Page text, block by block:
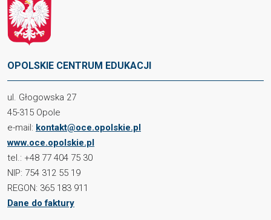
OPOLSKIE CENTRUM EDUKACJI
ul. Głogowska 27
45-315 Opole
e-mail: kontakt@oce.opolskie.pl
www.oce.opolskie.pl
tel.: +48 77 404 75 30
NIP: 754 312 55 19
REGON: 365 183 911
Dane do faktury